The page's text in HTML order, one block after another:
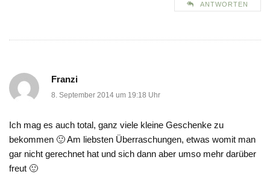
ANTWORTEN
Franzi
8. September 2014 um 19:18 Uhr
Ich mag es auch total, ganz viele kleine Geschenke zu
bekommen 🙂 Am liebsten Überraschungen, etwas womit man
gar nicht gerechnet hat und sich dann aber umso mehr darüber
freut 🙂